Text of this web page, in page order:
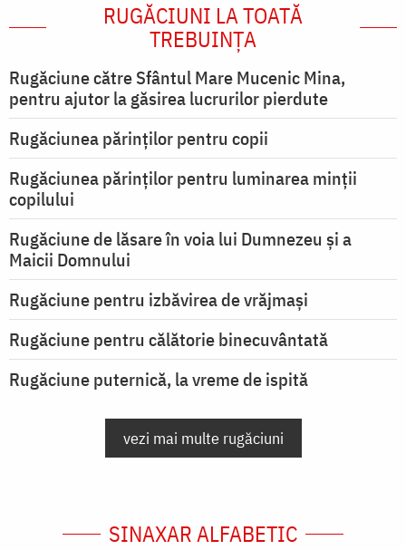
RUGĂCIUNI LA TOATĂ
TREBUINȚA
Rugăciune către Sfântul Mare Mucenic Mina,
pentru ajutor la găsirea lucrurilor pierdute
Rugăciunea părinților pentru copii
Rugăciunea părinților pentru luminarea minţii
copilului
Rugăciune de lăsare în voia lui Dumnezeu şi a
Maicii Domnului
Rugăciune pentru izbăvirea de vrăjmași
Rugăciune pentru călătorie binecuvântată
Rugăciune puternică, la vreme de ispită
vezi mai multe rugăciuni
SINAXAR ALFABETIC